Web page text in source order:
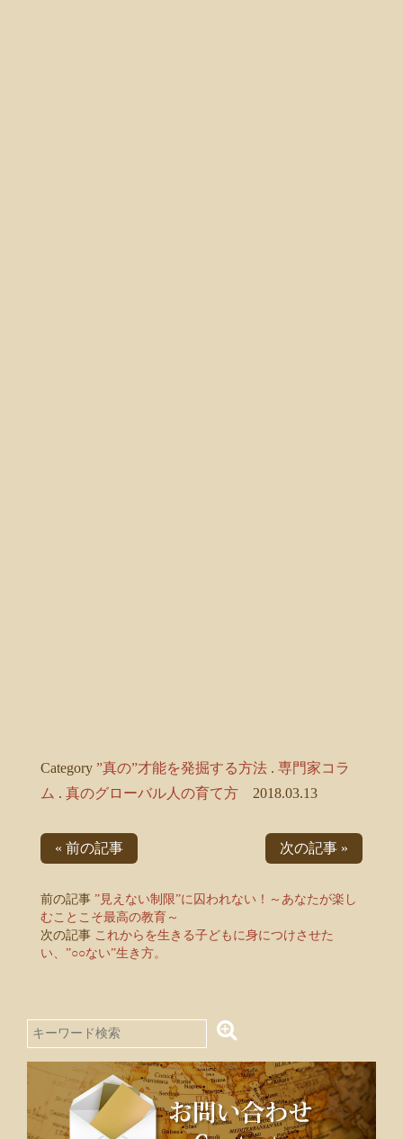
Category ”真の”才能を発掘する方法 . 専門家コラ
ム . 真のグローバル人の育て方 2018.03.13
« 前の記事 次の記事 »
前の記事 ”見えない制限”に囚われない！～あなたが楽し
むことこそ最高の教育～
次の記事 これからを生きる子どもに身につけさせた
い、”○○ない”生き方。